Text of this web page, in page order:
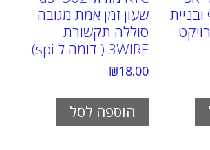
ובניית
שעון זמן אמת מגובה
סוללה תקשורת
3WIRE ( דומה ל spi)
₪18.00
הוספה לסל